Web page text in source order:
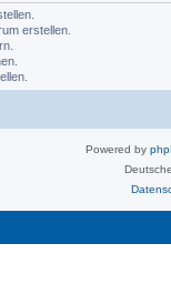
erstellen.
Powered by